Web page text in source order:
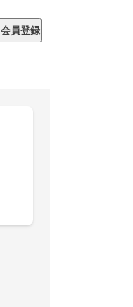
会員登録